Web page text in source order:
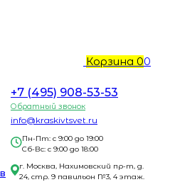
Корзина 00
+7 (495) 908-53-53
Обратный звонок
info@kraskivtsvet.ru
Пн-Пт: с 9:00 до 19:00
Сб-Вс: с 9:00 до 18:00
г. Москва, Нахимовский пр-т, д.
24, стр. 9 павильон №3, 4 этаж.